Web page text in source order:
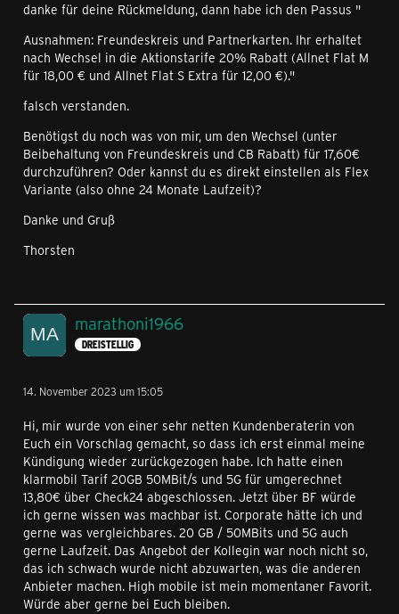
danke für deine Rückmeldung, dann habe ich den Passus "
Ausnahmen: Freundeskreis und Partnerkarten. Ihr erhaltet
nach Wechsel in die Aktionstarife 20% Rabatt (Allnet Flat M
für 18,00 € und Allnet Flat S Extra für 12,00 €)."
falsch verstanden.
Benötigst du noch was von mir, um den Wechsel (unter
Beibehaltung von Freundeskreis und CB Rabatt) für 17,60€
durchzuführen? Oder kannst du es direkt einstellen als Flex
Variante (also ohne 24 Monate Laufzeit)?
Danke und Gruß
Thorsten
marathoni1966
DREISTELLIG
14. November 2023 um 15:05
Hi, mir wurde von einer sehr netten Kundenberaterin von
Euch ein Vorschlag gemacht, so dass ich erst einmal meine
Kündigung wieder zurückgezogen habe. Ich hatte einen
klarmobil Tarif 20GB 50MBit/s und 5G für umgerechnet
13,80€ über Check24 abgeschlossen. Jetzt über BF würde
ich gerne wissen was machbar ist. Corporate hätte ich und
gerne was vergleichbares. 20 GB / 50MBits und 5G auch
gerne Laufzeit. Das Angebot der Kollegin war noch nicht so,
das ich schwach wurde nicht abzuwarten, was die anderen
Anbieter machen. High mobile ist mein momentaner Favorit.
Würde aber gerne bei Euch bleiben.